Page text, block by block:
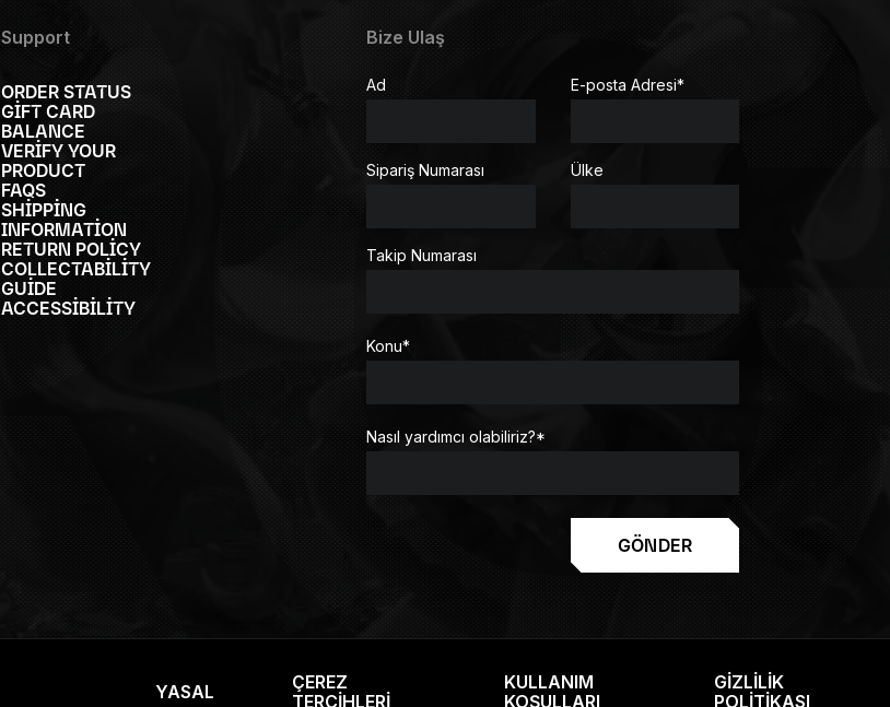
Support
ORDER STATUS
GIFT CARD
BALANCE
VERIFY YOUR
PRODUCT
FAQS
SHIPPING
INFORMATION
RETURN POLICY
COLLECTABILITY
GUIDE
ACCESSIBILITY
Bize Ulaş
Ad E-posta Adresi*
Sipariş Numarası Ülke
Takip Numarası
Konu*
Nasıl yardımcı olabiliriz?*
GÖNDER
YASAL
ÇEREZ
TERCIHLERI
KULLANIM
KOŞULLARI
GIZLILIK
POLITIKASI